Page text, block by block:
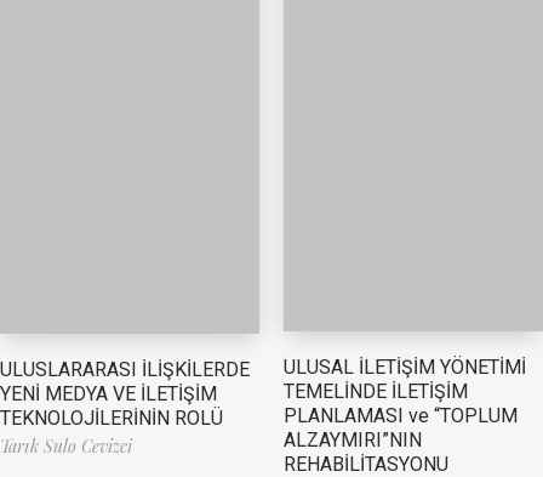
ULUSLARARASI İLİŞKİLERDE
YENİ MEDYA VE İLETİŞİM
TEKNOLOJİLERİNİN ROLÜ
Tarık Sulo Cevizci
ULUSAL İLETİŞİM YÖNETİMİ
TEMELİNDE İLETİŞİM
PLANLAMASI ve “TOPLUM
ALZAYMIRI”NIN
REHABİLİTASYONU